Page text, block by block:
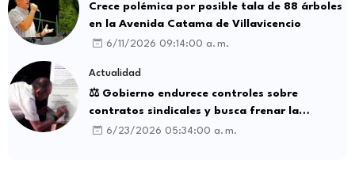
Crece polémica por posible tala de 88 árboles
en la Avenida Catama de Villavicencio
6/11/2026 09:14:00 a. m.
Actualidad
⚖️ Gobierno endurece controles sobre
contratos sindicales y busca frenar la
intermediación laboral ilegal
6/23/2026 05:34:00 a. m.